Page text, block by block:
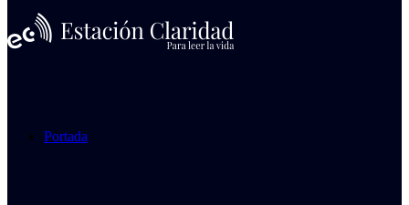
Portada